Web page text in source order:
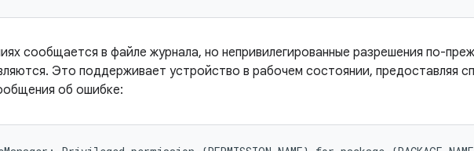
сообщается в файле журнала, но непривилегированные разрешения по-
Это поддерживает устройство в рабочем состоянии, предоставляя
об ошибке: